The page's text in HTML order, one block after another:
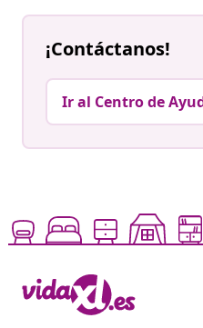
¡Contáctanos!
Ir al Centro de